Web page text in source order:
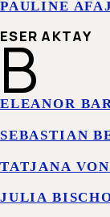
PAULINE
ESER AKTAY
B
ELEANOR
SEBASTIAN
TATJANA
JULIA